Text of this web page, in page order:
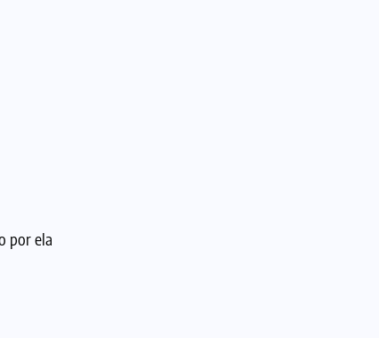
por ela